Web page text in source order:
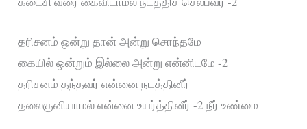
தரிசனம் ஒன்று தான் அன்று சொந்தமே
கையில் ஒன்றும் இல்லை அன்று என்னிடமே -2
தரிசனம் தந்தவர் என்னை நடத்தினீர்
தலைகுனியாமல் என்னை உயர்த்தினீர் -2 நீர் உண்மை